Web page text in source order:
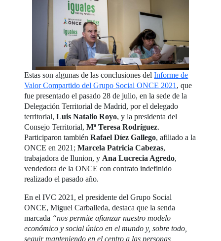
Estas son algunas de las conclusiones delInforme de
Valor Compartido del Grupo Social ONCE 2021 , que
fue presentado el pasado 28 de julio, en la sede de la
Delegación Territorial de Madrid, por el delegado
territorial,Luis Natalio Royo, y la presidenta del
Consejo Territorial,Mª Teresa Rodríguez.
Participaron tambiénRafael Díez Gallego, afiliado a la
ONCE en 2021;Marcela Patricia Cabezas,
trabajadora de Ilunion, y Ana Lucrecia Agredo,
vendedora de la ONCE con contrato indefinido
realizado el pasado año.
En el IVC 2021, el presidente del Grupo Social
ONCE, Miguel Carballeda, destaca que la senda
marcada “nos permite afianzar nuestro modelo
económico y social único en el mundo y, sobre todo,
seguir manteniendo en el centro a las personas,